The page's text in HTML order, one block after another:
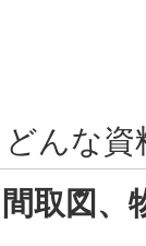
んな
取図